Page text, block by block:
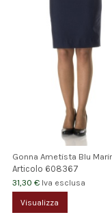
Gonna Ametista Blu
Articolo 608367
31,30 € Iva esclusa
Visualizza